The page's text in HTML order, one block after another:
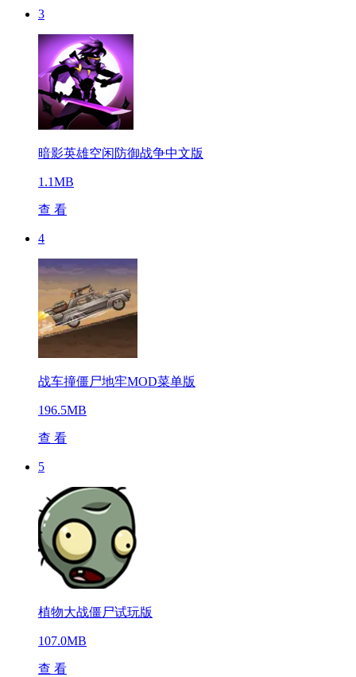
3
暗影英雄空闲防御战争中文版
1.1MB
查 看
4
战车撞僵尸地牢MOD菜单版
196.5MB
查 看
5
植物大战僵尸试玩版
107.0MB
查 看